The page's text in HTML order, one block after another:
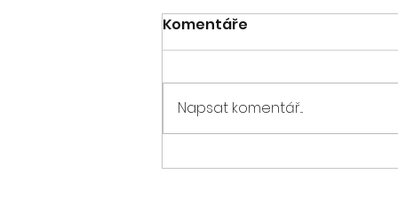
V ZAJETÍ DROGY
Komentáře
Napsat komentář...